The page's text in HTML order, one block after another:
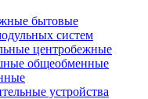
бытовые
систем
центробежные
общеобменные
устройства